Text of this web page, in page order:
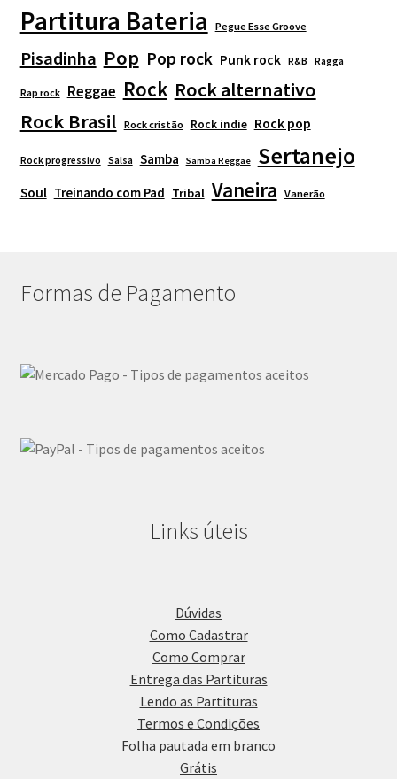
Partitura Bateria Pegue Esse Groove
Pisadinha Pop Pop rock Punk rock R&B Ragga
Rap rock Reggae Rock Rock alternativo
Rock Brasil Rock cristão Rock indie Rock pop
Rock progressivo Salsa Samba Samba Reggae Sertanejo
Soul Treinando com Pad Tribal Vaneira Vanerão
Formas de Pagamento
Links úteis
Dúvidas
Como Cadastrar
Como Comprar
Entrega das Partituras
Lendo as Partituras
Termos e Condições
Folha pautada em branco
Grátis